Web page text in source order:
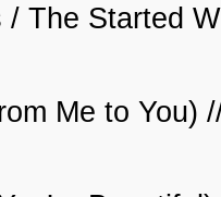
/ The Started
Me to